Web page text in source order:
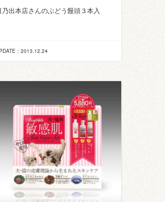
乃出本店さんのぶどう饅頭３本入
：2013.12.24